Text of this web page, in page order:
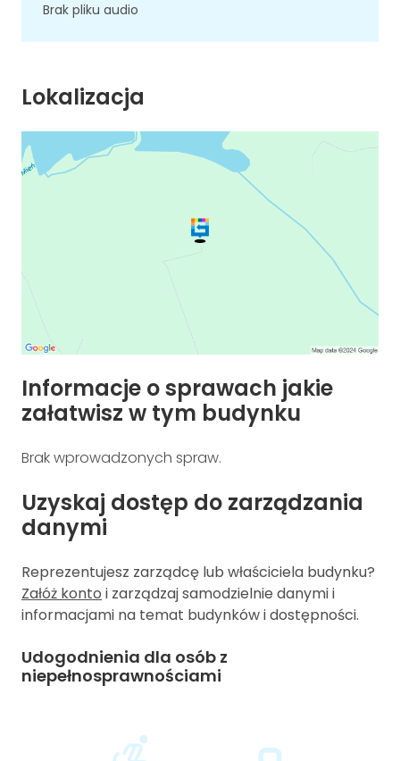
Brak pliku audio
Lokalizacja
Informacje o sprawach jakie
załatwisz w tym budynku
Brak wprowadzonych spraw.
Uzyskaj dostęp do zarządzania
danymi
Reprezentujesz zarządcę lub właściciela budynku?
Załóż konto i zarządzaj samodzielnie danymi i
informacjami na temat budynków i dostępności.
Udogodnienia dla osób z
niepełnosprawnościami